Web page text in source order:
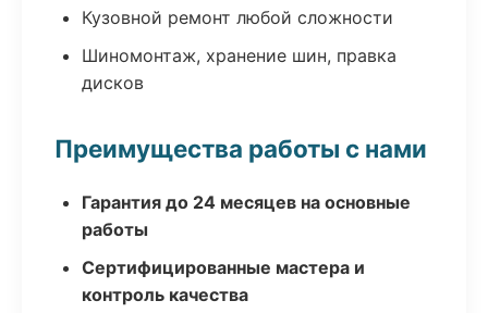
Кузовной ремонт любой сложности
Шиномонтаж, хранение шин, правка
дисков
Преимущества работы с нами
Гарантия до 24 месяцев на основные
работы
Сертифицированные мастера и
контроль качества